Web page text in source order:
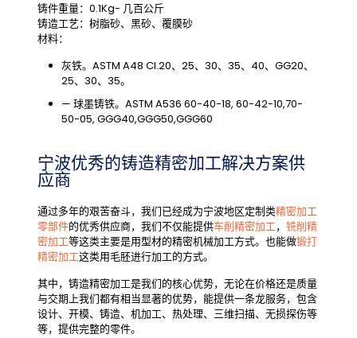
铸件重量：0.1Kg- 几百公斤
铸造工艺：树脂砂、黑砂、覆膜砂
材料：
灰铁。ASTM A48 Cl.20、25、30、35、40、GG20、
25、30、35。
— 球墨铸铁。ASTM A536 60-40-18, 60-42-10,70-
50-05, GGG40,GGG50,GGG60
宁波优秀的铸造精密加工解决方案供
应商
通过多年的艰苦奋斗，我们已经成为宁波地区定制类精密加工
零部件的优秀供应商，我们不仅能提供车削精密加工， 铣削精
密加工等这类主要是用型材的精密机械加工方式。也能做锻打
精密加工这类用毛胚进行加工的方式。
其中，铸造精密加工是我们的核心优势，无论在价格还是质量
与交期上我们都有相当显著的优势，能提供一条龙服务，包含
设计、开模、铸造、机加工、热处理、三维扫描、无损探伤等
等，提供完整的零件。